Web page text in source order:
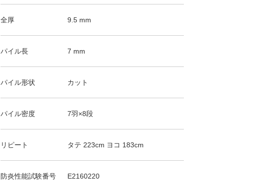
全厚 9.5 mm
パイル長 7 mm
パイル形状 カット
パイル密度 7羽×8段
リピート タテ 223cm ヨコ 183cm
防炎性能試験番号 E2160220